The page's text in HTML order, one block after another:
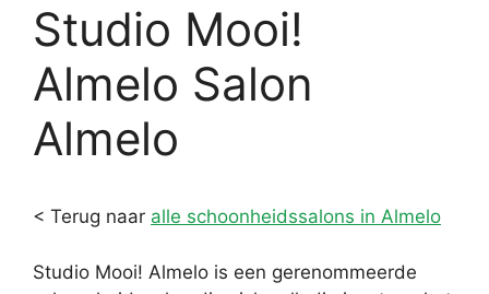
Studio Mooi!
Almelo Salon
Almelo
< Terug naar alle schoonheidssalons in Almelo
Studio Mooi! Almelo is een gerenommeerde